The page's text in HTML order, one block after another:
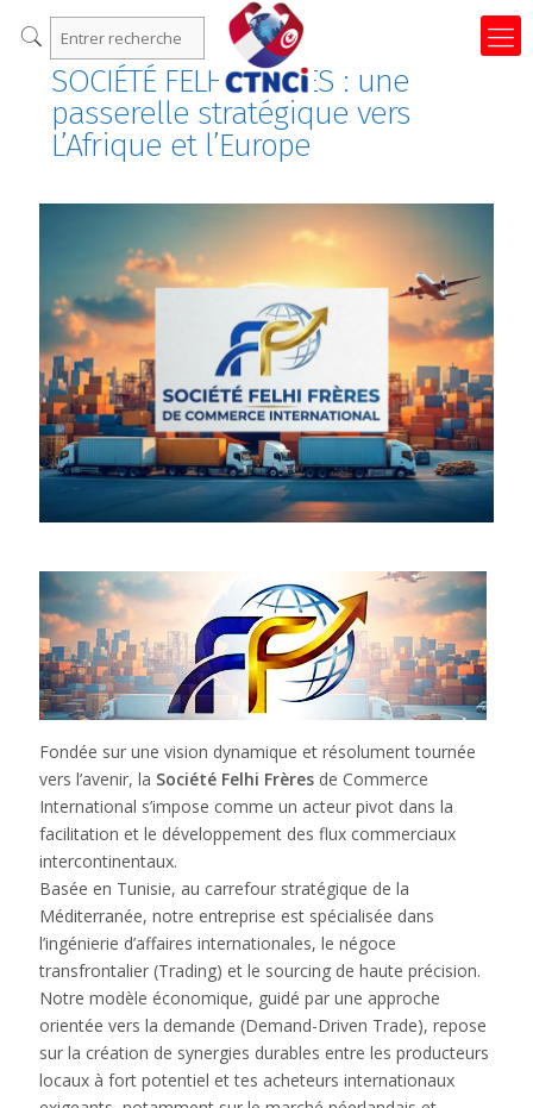
SOCIÉTÉ FELHI FRÈRES : une
passerelle stratégique vers
L’Afrique et l’Europe
Fondée sur une vision dynamique et résolument tournée
vers l’avenir, la Société Felhi Frères de Commerce
International s’impose comme un acteur pivot dans la
facilitation et le développement des flux commerciaux
intercontinentaux.
Basée en Tunisie, au carrefour stratégique de la
Méditerranée, notre entreprise est spécialisée dans
l’ingénierie d’affaires internationales, le négoce
transfrontalier (Trading) et le sourcing de haute précision.
Notre modèle économique, guidé par une approche
orientée vers la demande (Demand-Driven Trade), repose
sur la création de synergies durables entre les producteurs
locaux à fort potentiel et tes acheteurs internationaux